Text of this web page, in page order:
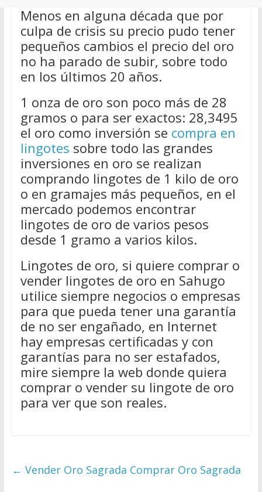
Menos en alguna década que por
culpa de crisis su precio pudo tener
pequeños cambios el precio del oro
no ha parado de subir, sobre todo
en los últimos 20 años.
1 onza de oro son poco más de 28
gramos o para ser exactos: 28,3495
el oro como inversión se compra en
lingotes sobre todo las grandes
inversiones en oro se realizan
comprando lingotes de 1 kilo de oro
o en gramajes más pequeños, en el
mercado podemos encontrar
lingotes de oro de varios pesos
desde 1 gramo a varios kilos.
Lingotes de oro, si quiere comprar o
vender lingotes de oro en Sahugo
utilice siempre negocios o empresas
para que pueda tener una garantía
de no ser engañado, en Internet
hay empresas certificadas y con
garantías para no ser estafados,
mire siempre la web donde quiera
comprar o vender su lingote de oro
para ver que son reales.
← Vender Oro Sagrada Comprar Oro Sagrada